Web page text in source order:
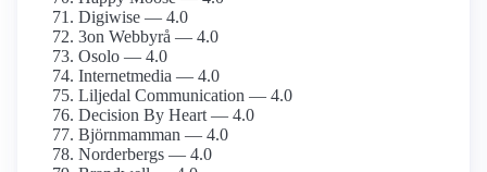
Digiwise — 4.0
3on Webbyrå — 4.0
Osolo — 4.0
Internetmedia — 4.0
Liljedal Communication — 4.0
Decision By Heart — 4.0
Björnmamman — 4.0
Norderbergs — 4.0